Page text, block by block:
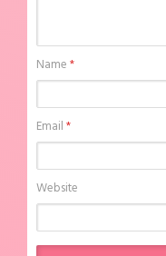
Name*
Email*
Website